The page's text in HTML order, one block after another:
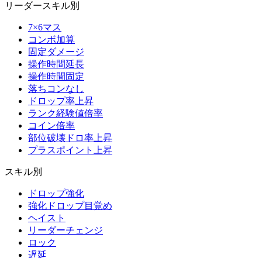
リーダースキル別
7×6マス
コンボ加算
固定ダメージ
操作時間延長
操作時間固定
落ちコンなし
ドロップ率上昇
ランク経験値倍率
コイン倍率
部位破壊ドロ率上昇
プラスポイント上昇
スキル別
ドロップ強化
強化ドロップ目覚め
ヘイスト
リーダーチェンジ
ロック
遅延